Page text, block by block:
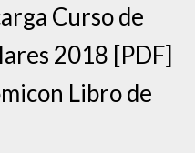
Curso de
2018 [PDF]
Libro de